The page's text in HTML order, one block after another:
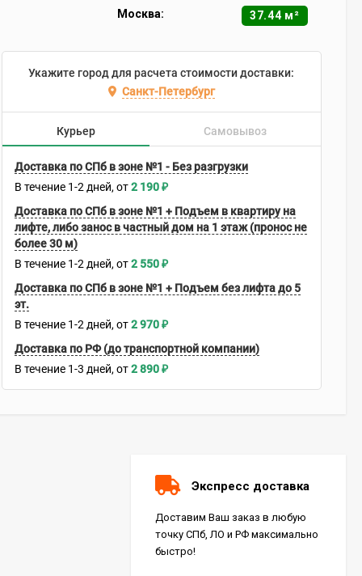
Москва: 37.44 м²
Укажите город для расчета стоимости доставки:
Санкт-Петербург
Курьер Самовывоз
Доставка по СПб в зоне №1 - Без разгрузки
В течение 1-2 дней 2 190₽
Доставка по СПб в зоне №1 + Подъем в квартиру на
лифте, либо занос в частный дом на 1 этаж (пронос не
более 30 м)
В течение 1-2 дней 2 550₽
Доставка по СПб в зоне №1 + Подъем без лифта до 5
эт.
В течение 1-2 дней 2 970₽
Доставка по РФ (до транспортной компании)
В течение 1-3 дней 2 890₽
Экспресс доставка
Доставим Ваш заказ в любую
точку СПб, ЛО и РФ максимально
быстро!